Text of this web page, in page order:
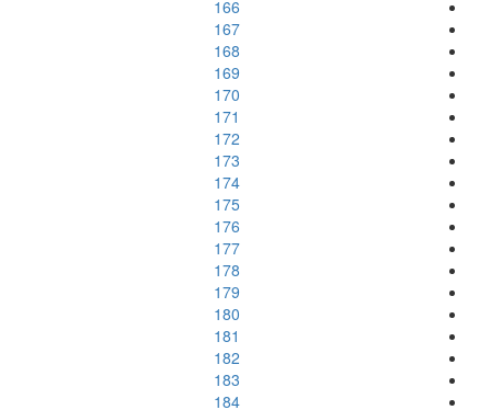
166
167
168
169
170
171
172
173
174
175
176
177
178
179
180
181
182
183
184